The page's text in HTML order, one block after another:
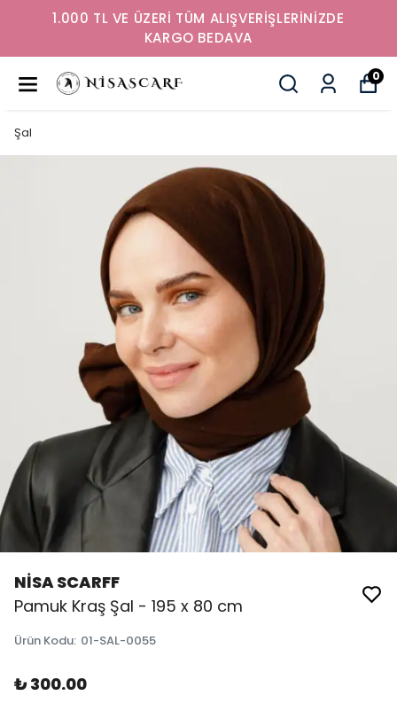
1.000 TL VE ÜZERİ TÜM ALIŞVERİŞLERİNİZDE
KARGO BEDAVA
0
Şal
NİSA SCARFF
Pamuk Kraş Şal - 195 x 80 cm
Ürün Kodu: 01-SAL-0055
₺ 300.00